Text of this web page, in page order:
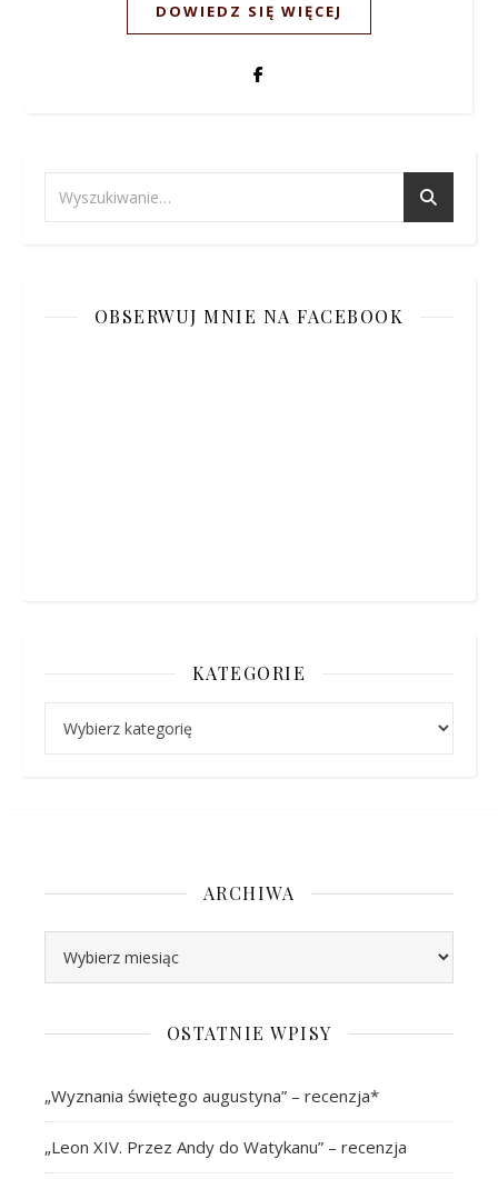
DOWIEDZ SIĘ WIĘCEJ
OBSERWUJ MNIE NA FACEBOOK
KATEGORIE
ARCHIWA
OSTATNIE WPISY
„Wyznania świętego augustyna” – recenzja*
„Leon XIV. Przez Andy do Watykanu” – recenzja